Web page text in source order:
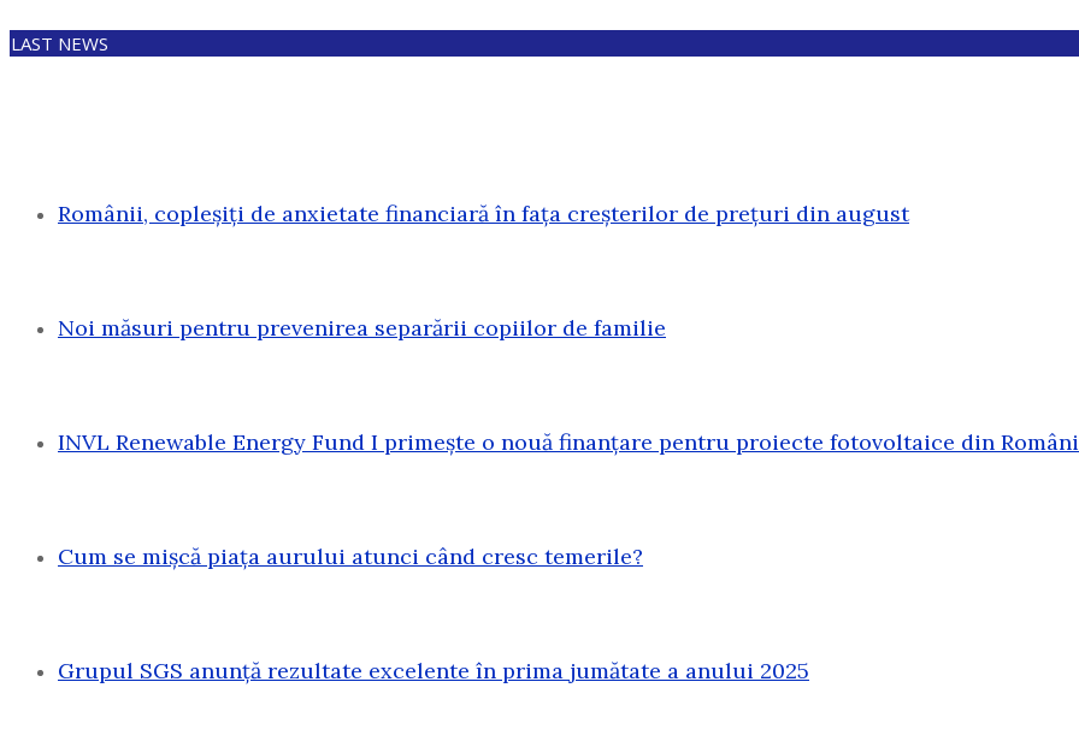
LAST NEWS
Românii, copleșiți de anxietate financiară în fața creșterilor de prețuri din august
Noi măsuri pentru prevenirea separării copiilor de familie
INVL Renewable Energy Fund I primește o nouă finanțare pentru proiecte fotovoltaice din
Cum se mișcă piața aurului atunci când cresc temerile?
Grupul SGS anunță rezultate excelente în prima jumătate a anului 2025